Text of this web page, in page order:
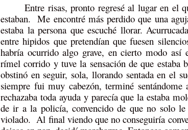
Entre risas, pronto regresé al lugar en el
estaban. Me encontré más perdido que una
estaba la persona que escuché llorar.
entre hipidos que pretendían que fuesen
habría ocurrido algo grave, en cierto modo
rímel corrido y tuve la sensación de que estaba
obstinó en seguir, sola, llorando sentada en el
siempre fui muy cabezón, terminé
rechazaba toda ayuda y parecía que la estaba
de ir a la policía, convencido de que no solo
violado. Al final viendo que no conseguiría